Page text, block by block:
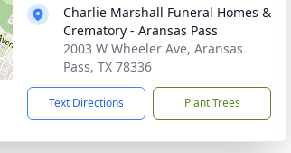
Charlie Marshall Funeral Homes &
Crematory - Aransas Pass
2003 W Wheeler Ave, Aransas
Pass, TX 78336
Text Directions Plant Trees